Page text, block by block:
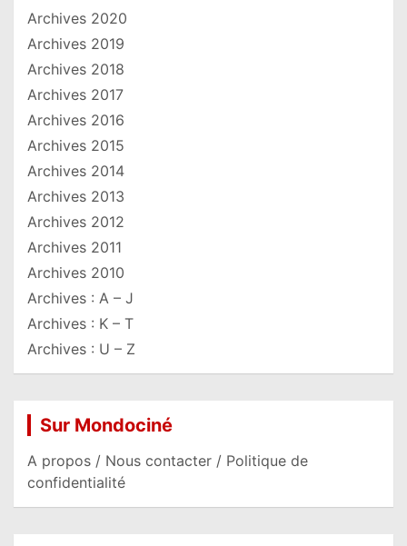
Archives 2020
Archives 2019
Archives 2018
Archives 2017
Archives 2016
Archives 2015
Archives 2014
Archives 2013
Archives 2012
Archives 2011
Archives 2010
Archives : A – J
Archives : K – T
Archives : U – Z
Sur Mondociné
A propos / Nous contacter / Politique de
confidentialité